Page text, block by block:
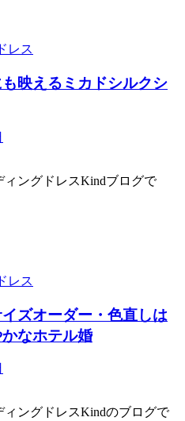
レス
映えるミカドシルクシ
ングドレスKindブログで
レス
ズオーダー・色直しは
なホテル婚
ングドレスKindのブログで